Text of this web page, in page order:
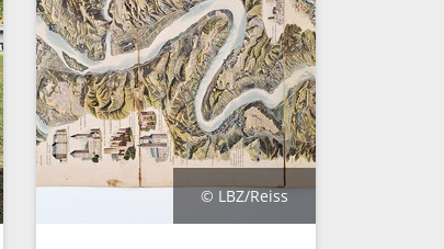
© LBZ/Reiss